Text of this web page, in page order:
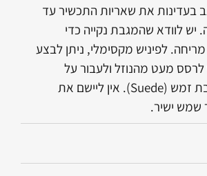
בעדינות את שאריות התכשיר עד
לוודא שהמגבת נקייה כדי
לפיניש מקסימלי, ניתן לבצע
מעט מהנוזל ולעבור על
השמשה עם מגבת זמש (Suede). אין ליישם את
שמש ישיר.